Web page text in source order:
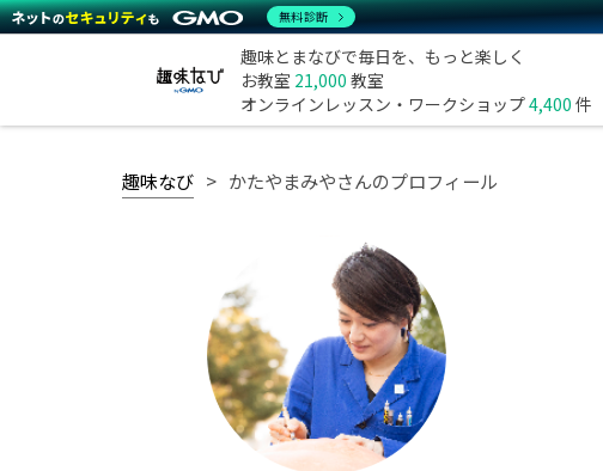
趣味とまなびで毎日を、もっと楽しく
お教室 21,000 教室
オンラインレッスン・ワークショップ4,400 件
趣味なび かたやまみやさんのプロフィール
無料診断